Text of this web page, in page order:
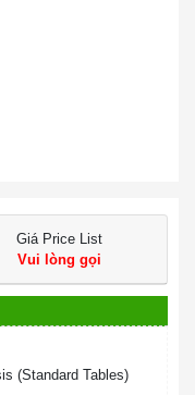
Giá Price List
Vui lòng gọi
(Standard Tables)